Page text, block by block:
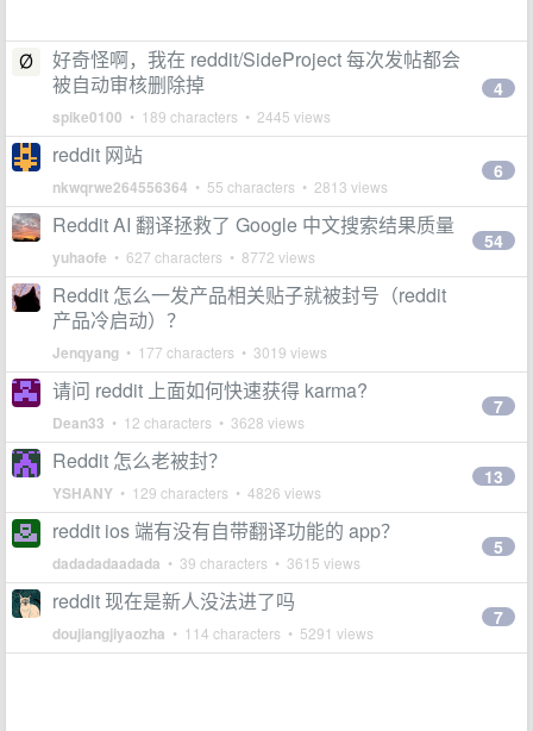
好奇怪啊，我在 reddit/SideProject 每次发帖都会
被自动审核删除掉
spike0100 • 189 characters • 2445 views
4
reddit 网站
nkwqrwe264556364 • 55 characters • 2813 views
6
Reddit AI 翻译拯救了 Google 中文搜索结果质量
yuhaofe • 627 characters • 8772 views
54
Reddit 怎么一发产品相关贴子就被封号（reddit
产品冷启动）？
Jenqyang • 177 characters • 3019 views
请问 reddit 上面如何快速获得 karma?
Dean33 • 12 characters • 3628 views
7
Reddit 怎么老被封？
YSHANY • 129 characters • 4826 views
13
reddit ios 端有没有自带翻译功能的 app？
dadadadaadada • 39 characters • 3615 views
5
reddit 现在是新人没法进了吗
doujiangjiyaozha • 114 characters • 5291 views
7